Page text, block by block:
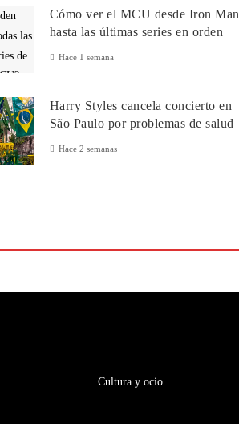
Cómo ver el MCU desde Iron Man
hasta las últimas series en orden
Hace 1 semana
Harry Styles cancela concierto en
São Paulo por problemas de salud
Hace 2 semanas
Cultura y ocio